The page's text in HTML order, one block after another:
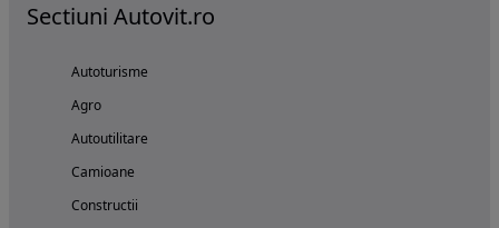
Sectiuni Autovit.ro
Autoturisme
Agro
Autoutilitare
Camioane
Constructii